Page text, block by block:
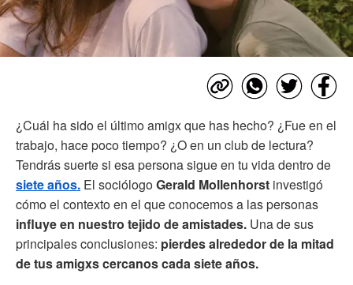
¿Cuál ha sido el último amigx que has hecho? ¿Fue en el
trabajo, hace poco tiempo? ¿O en un club de lectura?
Tendrás suerte si esa persona sigue en tu vida dentro de
siete años. El sociólogoGerald Mollenhorst investigó
cómo el contexto en el que conocemos a las personas
influye en nuestro tejido de amistades. Una de sus
principales conclusiones: pierdes alrededor de la mitad
de tus amigxs cercanos cada siete años.